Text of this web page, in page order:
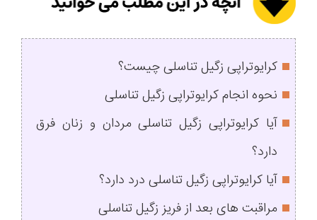
کرایوتراپی زگیل تناسلی چیست؟
نحوه انجام کرایوتراپی زگیل تناسلی
آیا کرایوتراپی زگیل تناسلی مردان و زنان فرق
دارد؟
آیا کرایوتراپی زگیل تناسلی درد دارد؟
مراقبت های بعد از فریز زگیل تناسلی